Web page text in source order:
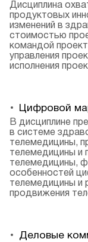
Дисциплина
продуктовых
изменений в
стоимостью
командой
управления
исполнения
Цифровой
В дисциплине
в системе
телемедицины,
телемедицины и
телемедицины,
особенностей
телемедицины и
продвижения
Деловые